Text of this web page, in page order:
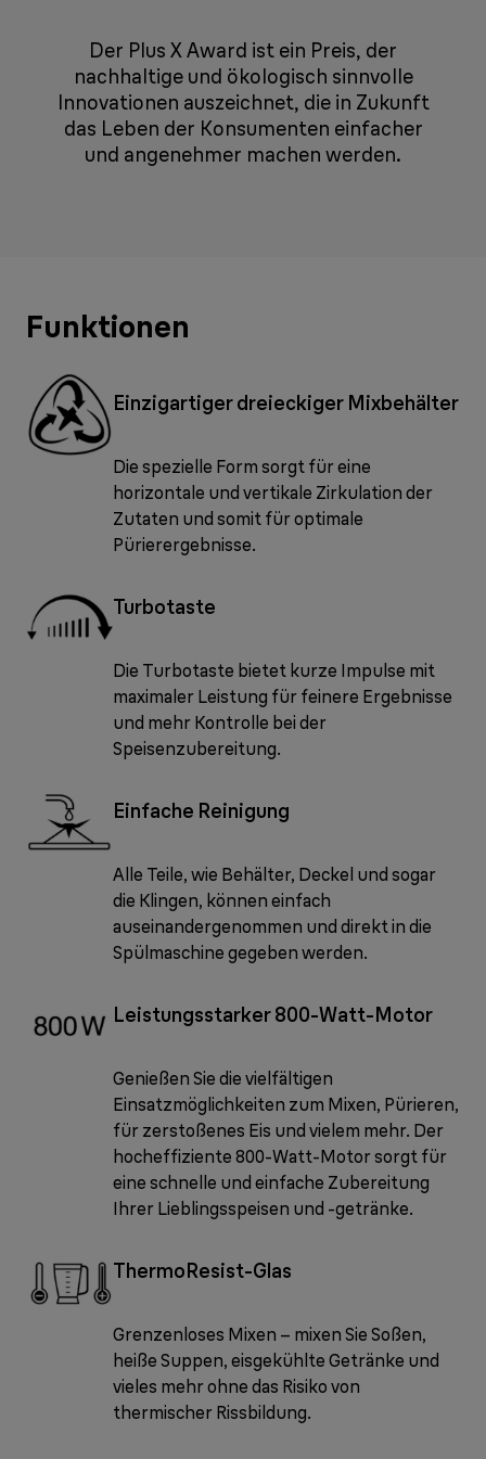
Der Plus X Award ist ein Preis, der
nachhaltige und ökologisch sinnvolle
Innovationen auszeichnet, die in Zukunft
das Leben der Konsumenten einfacher
und angenehmer machen werden.
Funktionen
Einzigartiger dreieckiger Mixbehälter
Die spezielle Form sorgt für eine
horizontale und vertikale Zirkulation der
Zutaten und somit für optimale
Pürierergebnisse.
Turbotaste
Die Turbotaste bietet kurze Impulse mit
maximaler Leistung für feinere Ergebnisse
und mehr Kontrolle bei der
Speisenzubereitung.
Einfache Reinigung
Alle Teile, wie Behälter, Deckel und sogar
die Klingen, können einfach
auseinandergenommen und direkt in die
Spülmaschine gegeben werden.
Leistungsstarker 800-Watt-Motor
Genießen Sie die vielfältigen
Einsatzmöglichkeiten zum Mixen, Pürieren,
für zerstoßenes Eis und vielem mehr. Der
hocheffiziente 800-Watt-Motor sorgt für
eine schnelle und einfache Zubereitung
Ihrer Lieblingsspeisen und -getränke.
ThermoResist-Glas
Grenzenloses Mixen – mixen Sie Soßen,
heiße Suppen, eisgekühlte Getränke und
vieles mehr ohne das Risiko von
thermischer Rissbildung.